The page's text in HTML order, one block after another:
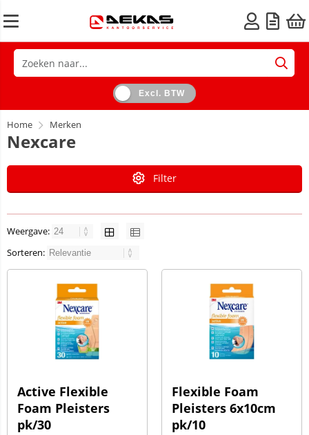
Excl. BTW
Home Merken
Nexcare
Filter
Weergave:
Sorteren:
Active Flexible
Foam Pleisters
pk/30
Flexible Foam
Pleisters 6x10cm
pk/10